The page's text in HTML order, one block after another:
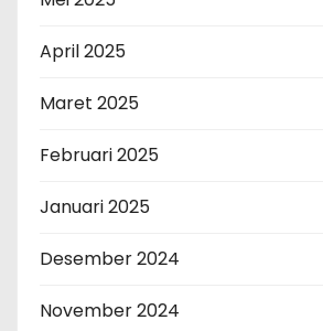
April 2025
Maret 2025
Februari 2025
Januari 2025
Desember 2024
November 2024